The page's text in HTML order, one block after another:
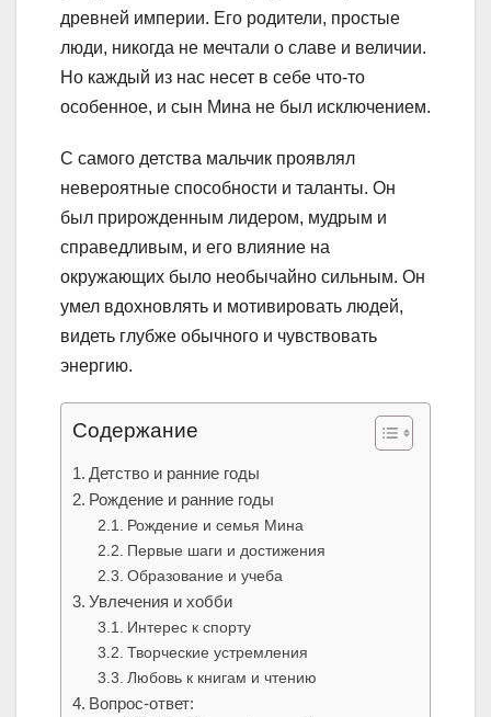
древней империи. Его родители, простые
люди, никогда не мечтали о славе и величии.
Но каждый из нас несет в себе что-то
особенное, и сын Мина не был исключением.
С самого детства мальчик проявлял
невероятные способности и таланты. Он
был прирожденным лидером, мудрым и
справедливым, и его влияние на
окружающих было необычайно сильным. Он
умел вдохновлять и мотивировать людей,
видеть глубже обычного и чувствовать
энергию.
Содержание
Детство и ранние годы
Рождение и ранние годы
Рождение и семья Мина
Первые шаги и достижения
Образование и учеба
Увлечения и хобби
Интерес к спорту
Творческие устремления
Любовь к книгам и чтению
Вопрос-ответ: